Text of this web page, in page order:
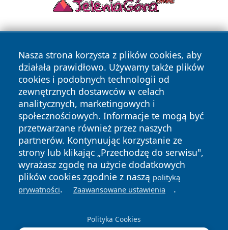
Nasza strona korzysta z plików cookies, aby
działała prawidłowo. Używamy także plików
cookies i podobnych technologii od
zewnętrznych dostawców w celach
analitycznych, marketingowych i
społecznościowych. Informacje te mogą być
przetwarzane również przez naszych
partnerów. Kontynuując korzystanie ze
strony lub klikając „Przechodzę do serwisu",
wyrażasz zgodę na użycie dodatkowych
plików cookies zgodnie z naszą polityką
prywatności. Zaawansowane ustawienia .
Polityka Cookies
Copyright © 2026 echowarszawy.pl Wszystkie prawa
zastrzeżone.
News Autorzy
Polityka
Prywatności
Polityka
Cookies